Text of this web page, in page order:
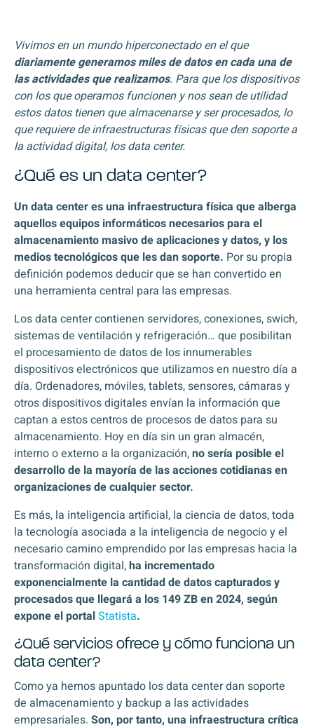
Vivimos en un mundo hiperconectado en el que
diariamente generamos miles de datos en cada una de
las actividades que realizamos. Para que los dispositivos
con los que operamos funcionen y nos sean de utilidad
estos datos tienen que almacenarse y ser procesados, lo
que requiere de infraestructuras físicas que den soporte a
la actividad digital, los data center.
¿Qué es un data center?
Un data center es una infraestructura física que alberga
aquellos equipos informáticos necesarios para el
almacenamiento masivo de aplicaciones y datos, y los
medios tecnológicos que les dan soporte. Por su propia
definición podemos deducir que se han convertido en
una herramienta central para las empresas.
Los data center contienen servidores, conexiones, swich,
sistemas de ventilación y refrigeración… que posibilitan
el procesamiento de datos de los innumerables
dispositivos electrónicos que utilizamos en nuestro día a
día. Ordenadores, móviles, tablets, sensores, cámaras y
otros dispositivos digitales envían la información que
captan a estos centros de procesos de datos para su
almacenamiento. Hoy en día sin un gran almacén,
interno o externo a la organización,no sería posible el
desarrollo de la mayoría de las acciones cotidianas en
organizaciones de cualquier sector.
Es más, la inteligencia artificial, la ciencia de datos, toda
la tecnología asociada a la inteligencia de negocio y el
necesario camino emprendido por las empresas hacia la
transformación digital,ha incrementado
exponencialmente la cantidad de datos capturados y
procesados que llegará a los 149 ZB en 2024, según
expone el portalStatista.
¿Qué servicios ofrece y cómo funciona un
data center?
Como ya hemos apuntado los data center dan soporte
de almacenamiento y backup a las actividades
empresariales. Son, por tanto, una infraestructura crítica